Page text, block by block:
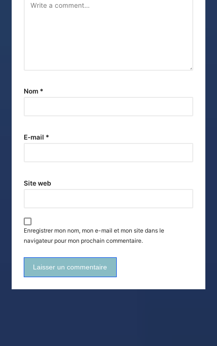
Nom *
E-mail *
Site web
Enregistrer mon nom, mon e-mail et mon site dans le
navigateur pour mon prochain commentaire.